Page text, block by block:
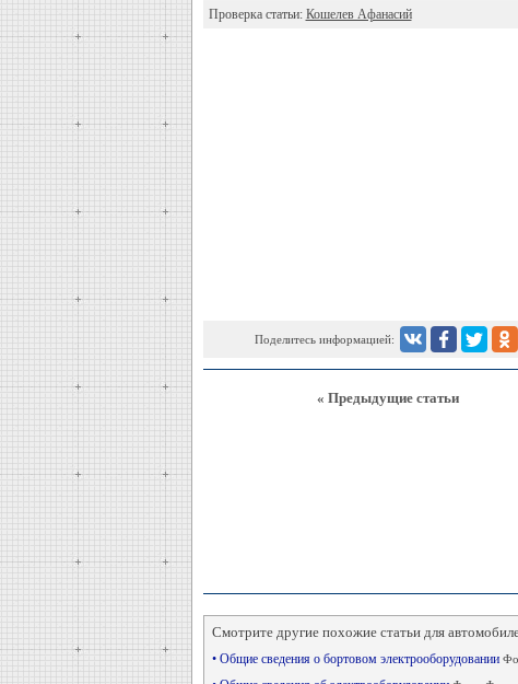
Проверка статьи: Кошелев Афанасий
Поделитесь информацией:
« Предыдущие статьи
Смотрите другие похожие статьи для
• Общие сведения о бортовом электрооборудовании